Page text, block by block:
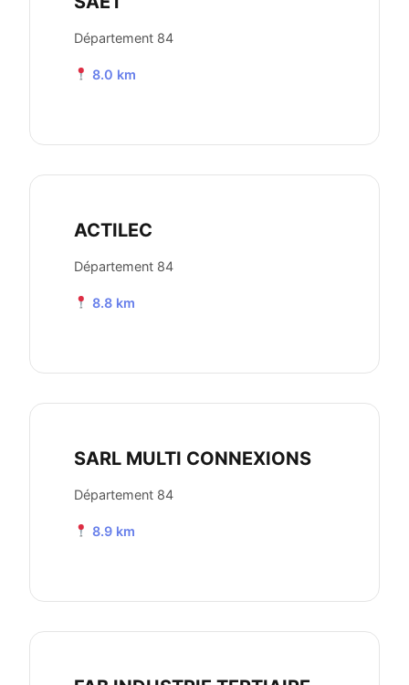
Département 84
8.0 km
ACTILEC
Département 84
8.8 km
SARL MULTI CONNEXIONS
Département 84
8.9 km